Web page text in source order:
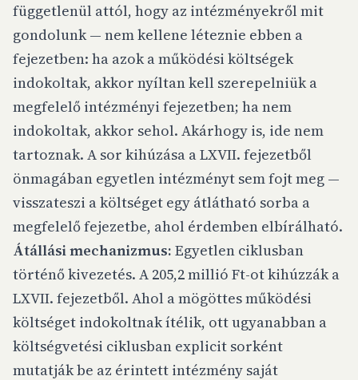
függetlenül attól, hogy az intézményekről mit
gondolunk — nem kellene léteznie ebben a
fejezetben: ha azok a működési költségek
indokoltak, akkor nyíltan kell szerepelniük a
megfelelő intézményi fejezetben; ha nem
indokoltak, akkor sehol. Akárhogy is, ide nem
tartoznak. A sor kihúzása a LXVII. fejezetből
önmagában egyetlen intézményt sem fojt meg —
visszateszi a költséget egy átlátható sorba a
megfelelő fejezetbe, ahol érdemben elbírálható.
Átállási mechanizmus: Egyetlen ciklusban
történő kivezetés. A 205,2 millió Ft-ot kihúzzák a
LXVII. fejezetből. Ahol a mögöttes működési
költséget indokoltnak ítélik, ott ugyanabban a
költségvetési ciklusban explicit sorként
mutatják be az érintett intézmény saját